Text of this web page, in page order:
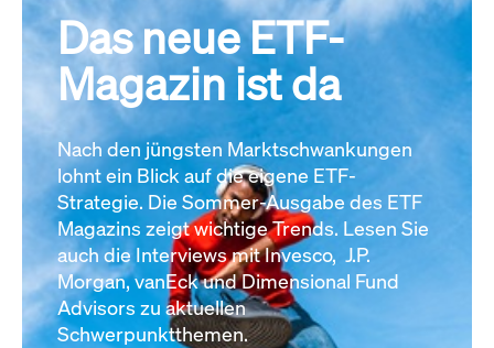
Das neue ETF-
Magazin ist da
Nach den jüngsten Marktschwankungen
lohnt ein Blick auf die eigene ETF-
Strategie. Die Sommer-Ausgabe des ETF
Magazins zeigt wichtige Trends. Lesen Sie
auch die Interviews mit Invesco, J.P.
Morgan, vanEck und Dimensional Fund
Advisors zu aktuellen
Schwerpunktthemen.